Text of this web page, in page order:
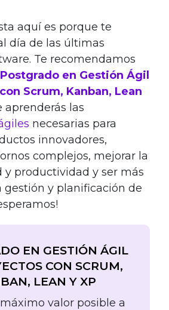
aquí es porque te
día de las últimas
Te recomendamos
Postgrado en Gestión Ágil
Scrum, Kanban, Lean
aprenderás las
necesarias para
innovadores,
complejos, mejorar la
productividad y ser más
gestión y planificación de
EN GESTIÓN ÁGIL
CON SCRUM,
LEAN Y XP
valor posible a